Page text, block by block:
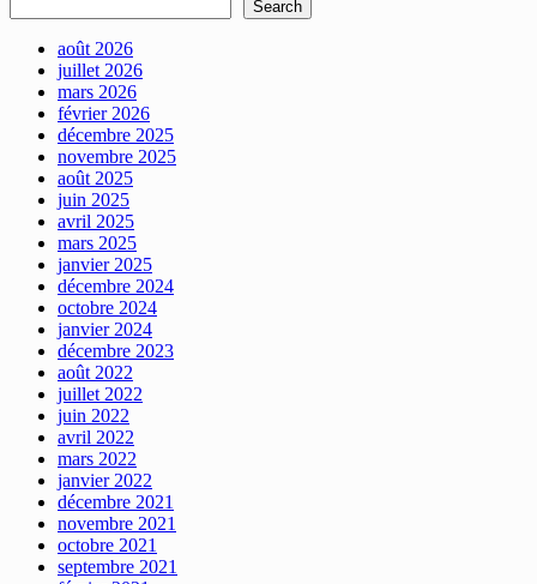
Search
août 2026
juillet 2026
mars 2026
février 2026
décembre 2025
novembre 2025
août 2025
juin 2025
avril 2025
mars 2025
janvier 2025
décembre 2024
octobre 2024
janvier 2024
décembre 2023
août 2022
juillet 2022
juin 2022
avril 2022
mars 2022
janvier 2022
décembre 2021
novembre 2021
octobre 2021
septembre 2021